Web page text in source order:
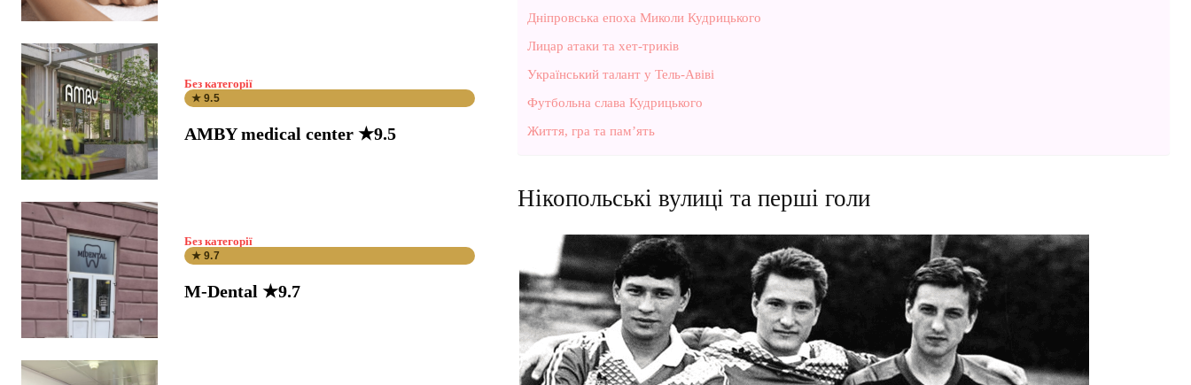
Без категорії
★ 9.5
AMBY medical center ★9.5
Без категорії
★ 9.7
M-Dental ★9.7
Дніпровська епоха Миколи Кудрицького
Лицар атаки та хет-триків
Український талант у Тель-Авіві
Футбольна слава Кудрицького
Життя, гра та пам’ять
Нікопольські вулиці та перші голи